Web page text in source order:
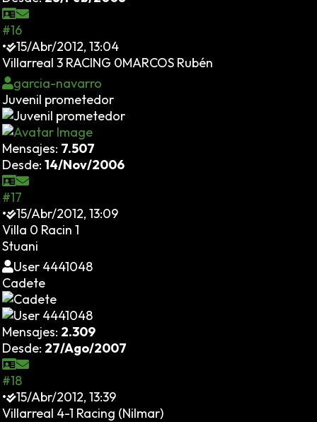
#16
•
15/Abr/2012, 13:04
Villarreal 3 RACING 0MARCOS Rubén
garcia-navarro
Juvenil prometedor
Mensajes: 7.507
Desde: 14/Nov/2006
#17
•
15/Abr/2012, 13:09
Villa 0 Racin 1
Stuani
User 4441048
Cadete
Mensajes: 2.309
Desde: 27/Ago/2007
#18
•
15/Abr/2012, 13:39
Villarreal 4-1 Racing (Nilmar)